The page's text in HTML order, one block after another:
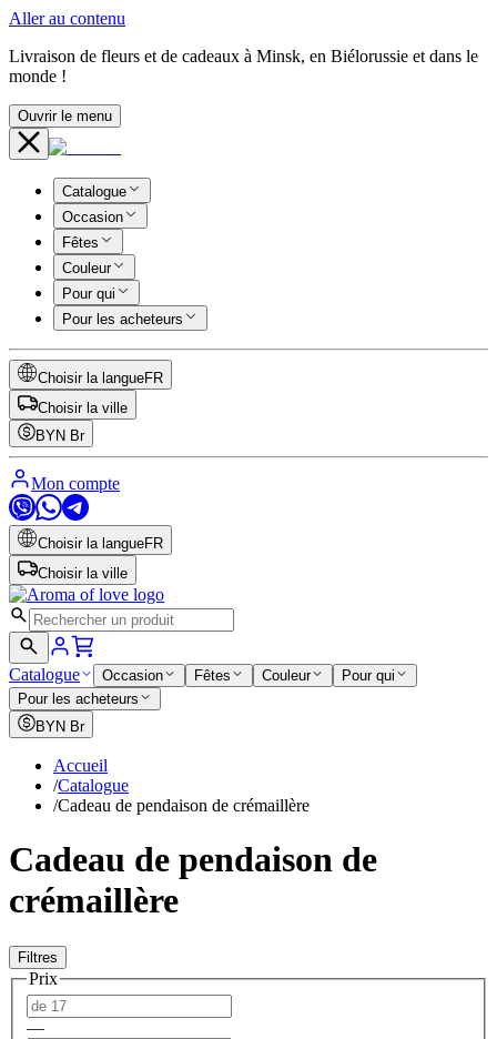
Aller au contenu
Livraison de fleurs et de cadeaux à Minsk, en Biélorussie et dans le
monde !
Ouvrir le menu
Catalogue
Occasion
Fêtes
Couleur
Pour qui
Pour les acheteurs
Choisir la langueFR
Choisir la ville
BYN Br
Mon compte
Choisir la langueFR
Choisir la ville
Catalogue Occasion Fêtes Couleur
Pour qui
Pour les acheteurs
BYN Br
Accueil
/Catalogue
/Cadeau de pendaison de crémaillère
Cadeau de pendaison de
crémaillère
Filtres
Prix
—